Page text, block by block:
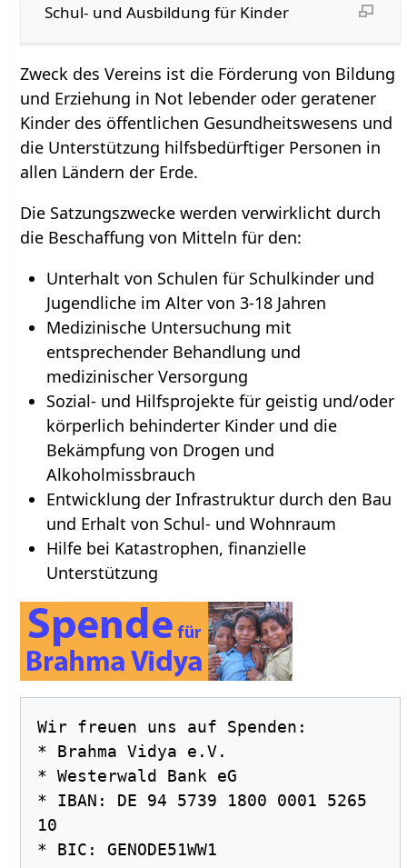
Schul- und Ausbildung für Kinder
Zweck des Vereins ist die Förderung von Bildung
und Erziehung in Not lebender oder geratener
Kinder des öffentlichen Gesundheitswesens und
die Unterstützung hilfsbedürftiger Personen in
allen Ländern der Erde.
Die Satzungszwecke werden verwirklicht durch
die Beschaffung von Mitteln für den:
Unterhalt von Schulen für Schulkinder und
Jugendliche im Alter von 3-18 Jahren
Medizinische Untersuchung mit
entsprechender Behandlung und
medizinischer Versorgung
Sozial- und Hilfsprojekte für geistig und/oder
körperlich behinderter Kinder und die
Bekämpfung von Drogen und
Alkoholmissbrauch
Entwicklung der Infrastruktur durch den Bau
und Erhalt von Schul- und Wohnraum
Hilfe bei Katastrophen, finanzielle
Unterstützung
Wir freuen uns auf Spenden:
* Brahma Vidya e.V.
* Westerwald Bank eG
* IBAN: DE 94 5739 1800 0001 5265
10